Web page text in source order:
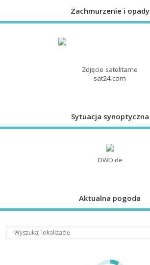
Zachmurzenie i opady
Zdjęcie satelitarne
sat24.com
Sytuacja synoptyczna
DWD.de
Aktualna pogoda